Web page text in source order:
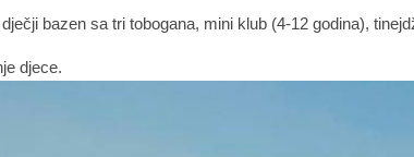
bazen sa tri tobogana, mini klub (4-12 godina),
djece.